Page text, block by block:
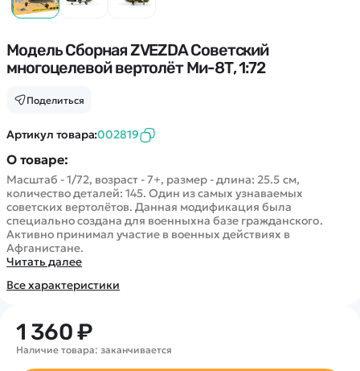
Модель Сборная ZVEZDA Советский
многоцелевой вертолёт Ми-8Т, 1:72
Поделиться
Артикул товара:002819
О товаре:
Масштаб - 1/72, возраст - 7+, размер - длина: 25.5 см,
количество деталей: 145. Один из самых узнаваемых
советских вертолётов. Данная модификация была
специально создана для военныхна базе гражданского.
Активно принимал участие в военных действиях в
Афганистане.
Читать далее
Все характеристики
1 360 ₽
Наличие товара: заканчивается
Наши соцсети:
Каталог
Квадрокоптеры
Машинки
Танки
Вертолеты
Катера
Роботы
Самолеты
Сборные модели
Спецтехника
Железные дороги
Информация
Оптовые продажи
Блог
Статьи про беспилотники
Обзор квадрокоптеров
Покупка в кредит
Покупателю
Контакты
Оплата и доставка
Помощь
Оплата на сайте